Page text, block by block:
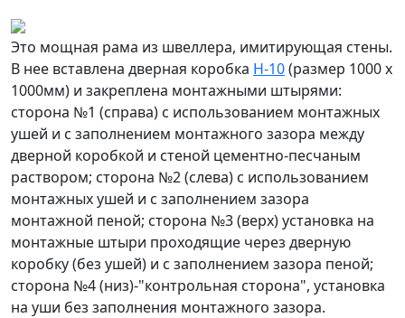
Это мощная рама из швеллера, имитирующая стены.
В нее вставлена дверная коробка Н-10(размер 1000 х
1000мм) и закреплена монтажными штырями:
сторона №1 (справа) с использованием монтажных
ушей и с заполнением монтажного зазора между
дверной коробкой и стеной цементно-песчаным
раствором; сторона №2 (слева) с использованием
монтажных ушей и с заполнением зазора
монтажной пеной; сторона №3 (верх) установка на
монтажные штыри проходящие через дверную
коробку (без ушей) и с заполнением зазора пеной;
сторона №4 (низ)-"контрольная сторона", установка
на уши без заполнения монтажного зазора.